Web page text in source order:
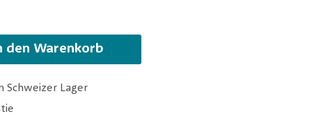
den Warenkorb
Schweizer Lager